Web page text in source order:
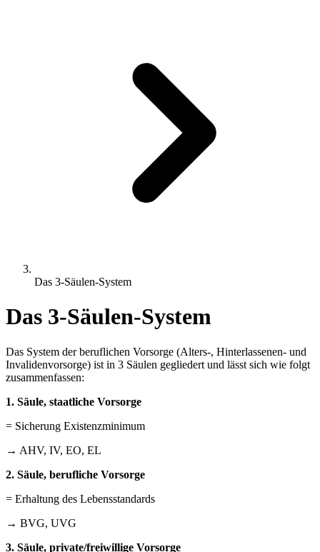
Das 3-Säulen-System
Das 3-Säulen-System
Das System der beruflichen Vorsorge (Alters-, Hinterlassenen- und
Invalidenvorsorge) ist in 3 Säulen gegliedert und lässt sich wie folgt
zusammenfassen:
1. Säule, staatliche Vorsorge
= Sicherung Existenzminimum
→ AHV, IV, EO, EL
2. Säule, berufliche Vorsorge
= Erhaltung des Lebensstandards
→ BVG, UVG
3. Säule, private/freiwillige Vorsorge